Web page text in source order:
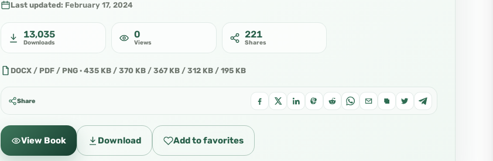
Last updated: February 17, 2024
13,035
Downloads
0
Views
221
Shares
DOCX / PDF / PNG · 435 KB / 370 KB / 367 KB / 312 KB / 195 KB
Share
View Book Download Add to favorites